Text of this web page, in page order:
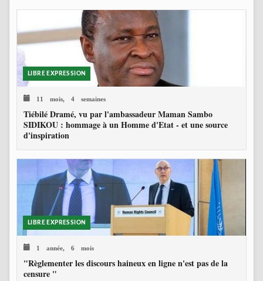
LIBRE EXPRESSION
11 mois, 4 semaines
Tiébilé Dramé, vu par l'ambassadeur Maman Sambo
SIDIKOU : hommage à un Homme d'Etat - et une source
d'inspiration
LIBRE EXPRESSION
1 année, 6 mois
"Règlementer les discours haineux en ligne n'est pas de la
censure "